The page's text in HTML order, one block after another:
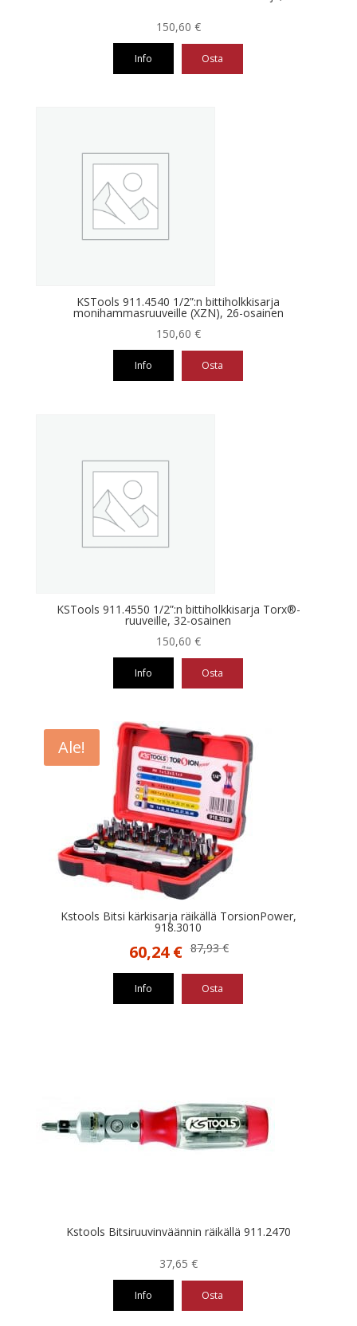
150,60 €
Info Osta
KSTools 911.4540 1/2”:n bittiholkkisarja
monihammasruuveille (XZN), 26-osainen
150,60 €
Info Osta
KSTools 911.4550 1/2”:n bittiholkkisarja Torx®-
ruuveille, 32-osainen
150,60 €
Info Osta
Ale!
Kstools Bitsi kärkisarja räikällä TorsionPower,
918.3010
87,93€
Alkuperäinen
87,93 €.
60,24€Nykyinen
60,24 €.
Info Osta
Kstools Bitsiruuvinväännin räikällä 911.2470
37,65 €
Info Osta